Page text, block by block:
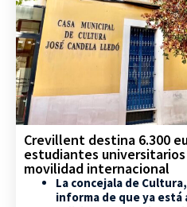
Crevillent destina 6.300
estudiantes
movilidad internacional
La concejala de
informa de que ya